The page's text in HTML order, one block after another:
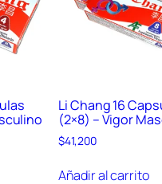
Li Chang 16
(2×8) – Vigor
$41,200
Añadir al carrito